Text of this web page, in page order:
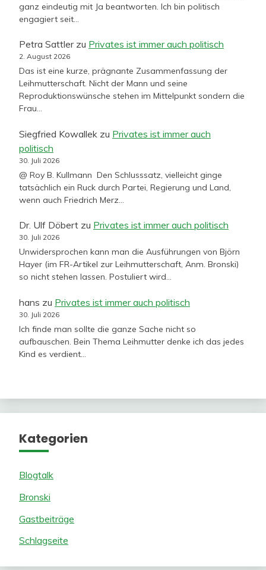
ganz eindeutig mit Ja beantworten. Ich bin politisch
engagiert seit…
Petra Sattlerzu Privates ist immer auch politisch
2. August 2026
Das ist eine kurze, prägnante Zusammenfassung der
Leihmutterschaft. Nicht der Mann und seine
Reproduktionswünsche stehen im Mittelpunkt sondern die
Frau…
Siegfried Kowallek zu Privates ist immer auch
politisch
30. Juli 2026
@ Roy B. Kullmann Den Schlusssatz, vielleicht ginge
tatsächlich ein Ruck durch Partei, Regierung und Land,
wenn auch Friedrich Merz…
Dr. Ulf Döbert zu Privates ist immer auch politisch
30. Juli 2026
Unwidersprochen kann man die Ausführungen von Björn
Hayer (im FR-Artikel zur Leihmutterschaft, Anm. Bronski)
so nicht stehen lassen. Postuliert wird…
hans zu Privates ist immer auch politisch
30. Juli 2026
Ich finde man sollte die ganze Sache nicht so
aufbauschen. Bein Thema Leihmutter denke ich das jedes
Kind es verdient…
Kategorien
Blogtalk
Bronski
Gastbeiträge
Schlagseite